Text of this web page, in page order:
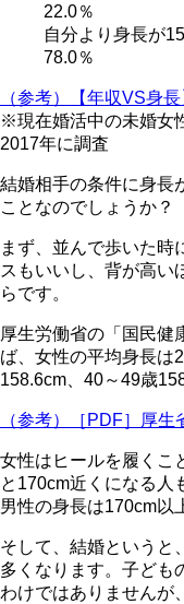
22.0％
自分より身長が
78.0％
（参考）【年収VS身
※現在婚活中の未婚女
2017年に調査
結婚相手の条件に身長
ことなのでしょうか？
まず、並んで歩いた時
スもいいし、背が高い
らです。
厚生労働省の「国民健
ば、 女性の平均身長は
158.6cm、40～49歳
（参考）［PDF］厚生
女性はヒールを履くこ
と170cm近くになる人
男性の身長は170cm以
そして、結婚というと
多くなります。子ども
わけではありませんが